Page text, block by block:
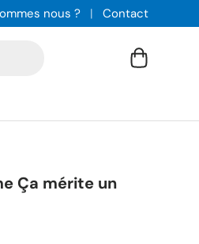
nous ? Contact
Panier
Ça mérite un